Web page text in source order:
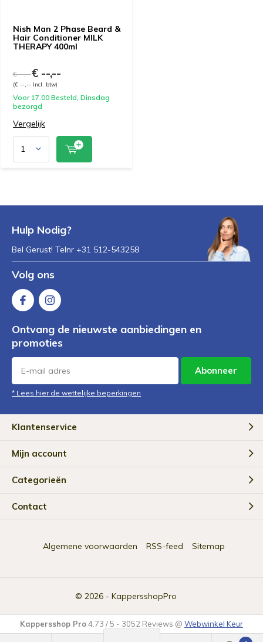
Nish Man 2 Phase Beard &
Hair Conditioner MILK
THERAPY 400ml
€ --,--€ --,--
(€ --,-- Incl. btw)
Voor 17.00 Besteld, Dinsdag
bezorgd
Vergelijk
Hulp Nodig?
Bel Gerust! Telnr +31 512-543258
Volg ons
Ontvang de nieuwste aanbiedingen en
promoties
Abonneer
* Lees hier de wettelijke beperkingen
Klantenservice
Mijn account
Categorieën
Contact
© 2026 - KappersshopPro
Algemene voorwaarden RSS-feed Sitemap
Kappersshop Pro4.73 /5 - 3052 Reviews @ Webwinkel Keur